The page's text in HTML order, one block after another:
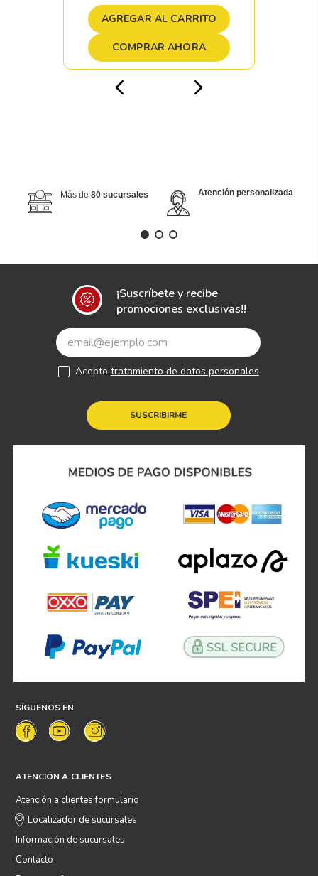
AGREGAR AL CARRITO
COMPRAR AHORA
Más de 80 sucursales Atención personalizada
¡Suscríbete y recibe
promociones exclusivas!!
SUSCRIBIRME
Acepto tratamiento de datos personales
SÍGUENOS EN
ATENCIÓN A CLIENTES
Atención a clientes formulario
Localizador de sucursales
Información de sucursales
Contacto